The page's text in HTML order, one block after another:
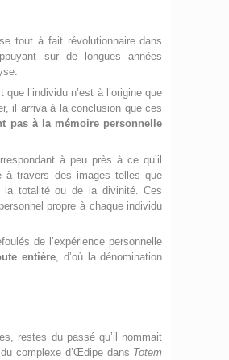
tout à fait révolutionnaire dans
sur de longues années
l’individu n’est à l’origine que
il arriva à la conclusion que ces
pas à la mémoire personnelle
à peu près à ce qu’il
à travers des images telles que
la totalité ou de la divinité. Ces
propre à chaque individu
de l’expérience personnelle
entière, d’où la dénomination
restes du passé qu’il nommait
complexe d’Œdipe dans Totem